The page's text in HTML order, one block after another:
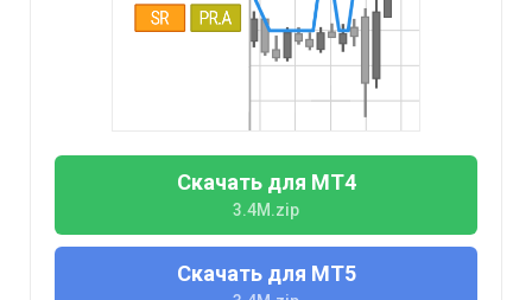
Скачать для МТ4
3.4M.zip
Скачать для МТ5